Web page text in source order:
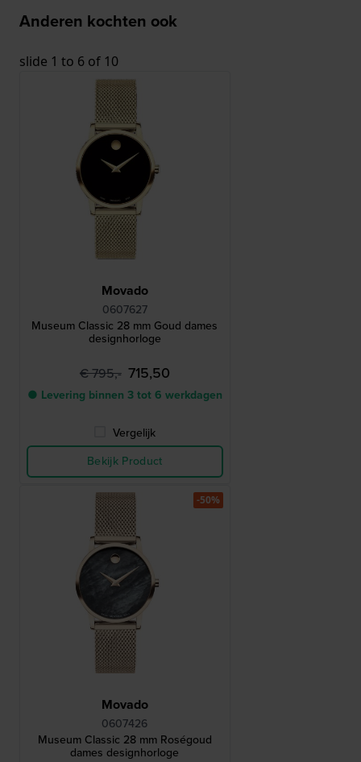
Anderen kochten ook
slide 1 to 6 of 10
Movado
0607627
Museum Classic 28 mm Goud dames
designhorloge
€ 795,- 715,50
● Levering binnen 3 tot 6 werkdagen
Vergelijk
Bekijk Product
Movado
0607426
Museum Classic 28 mm Roségoud
dames designhorloge
-50%